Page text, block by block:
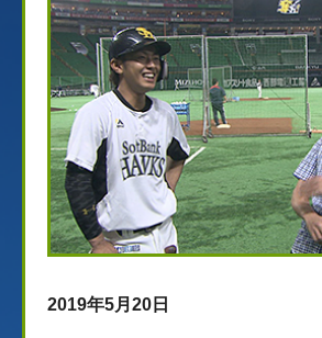
2019年5月20日